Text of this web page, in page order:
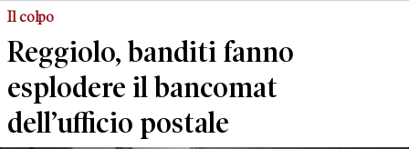
Il colpo
Reggiolo, banditi fanno
esplodere il bancomat
dell’ufficio postale